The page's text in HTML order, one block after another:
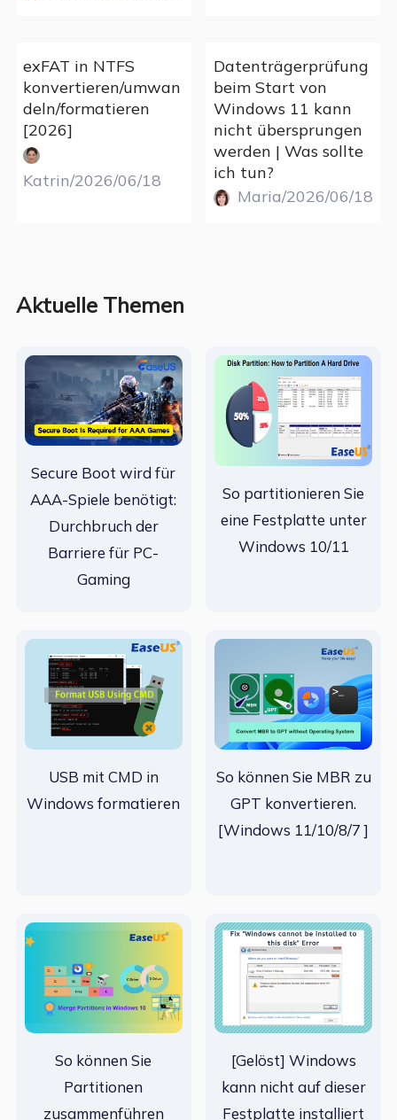
exFAT in NTFS
konvertieren/umwan
deln/formatieren
[2026]
Katrin/2026/06/18
Datenträgerprüfung
beim Start von
Windows 11 kann
nicht übersprungen
werden | Was sollte
ich tun?
Maria/2026/06/18
Aktuelle Themen
Secure Boot wird für
AAA-Spiele benötigt:
Durchbruch der
Barriere für PC-
Gaming
So partitionieren Sie
eine Festplatte unter
Windows 10/11
USB mit CMD in
Windows formatieren
So können Sie MBR zu
GPT konvertieren.
[Windows 11/10/8/7 ]
So können Sie
Partitionen
zusammenführen
[Gelöst] Windows
kann nicht auf dieser
Festplatte installiert